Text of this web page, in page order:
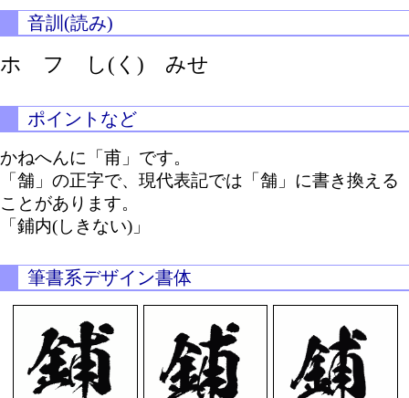
音訓(読み)
ホ フ し(く) みせ
ポイントなど
かねへんに「甫」です。
「舗」の正字で、現代表記では「舗」に書き換える
ことがあります。
「鋪内(しきない)」
筆書系デザイン書体